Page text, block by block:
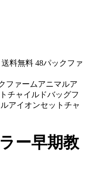
料無料 48パックファ
ファームアニマルア
チャイルドバッグフ
アイオンセットチャ
ー早期教